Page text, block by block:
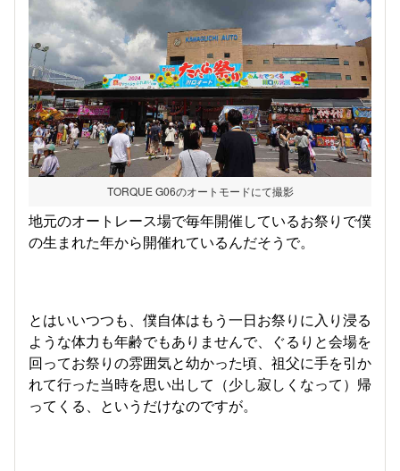
TORQUE G06のオートモードにて撮影
地元のオートレース場で毎年開催しているお祭りで僕
の生まれた年から開催れているんだそうで。
とはいいつつも、僕自体はもう一日お祭りに入り浸る
ような体力も年齢でもありませんで、ぐるりと会場を
回ってお祭りの雰囲気と幼かった頃、祖父に手を引か
れて行った当時を思い出して（少し寂しくなって）帰
ってくる、というだけなのですが。